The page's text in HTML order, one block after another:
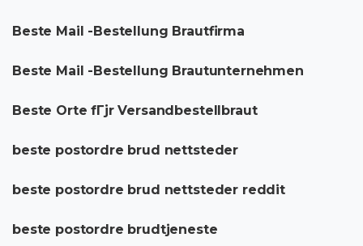
Beste Mail -Bestellung Brautfirma
Beste Mail -Bestellung Brautunternehmen
Beste Orte fГјr Versandbestellbraut
beste postordre brud nettsteder
beste postordre brud nettsteder reddit
beste postordre brudtjeneste